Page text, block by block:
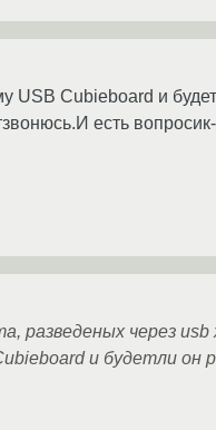
Cubieboard и
есть
разведеных через usb
и будетли он